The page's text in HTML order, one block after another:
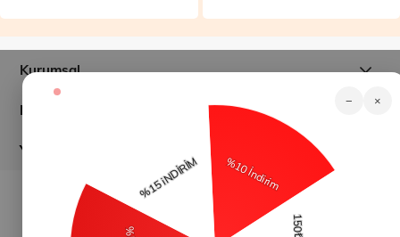
Kurumsal
Müşteri İlişkileri
Yardım
modamihram.com - Tüm Hakları Saklıdır.
− ×